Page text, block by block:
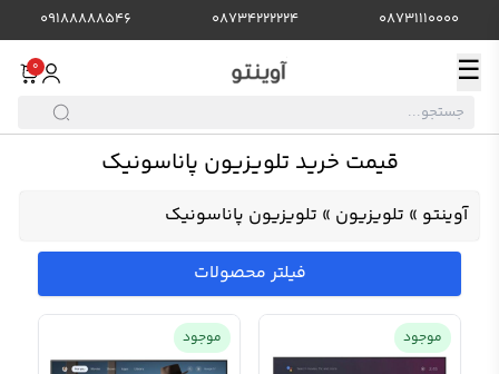
08731110000
08734222224
09188888546
☰
0
قیمت خرید تلویزیون پاناسونیک
آوینتو » تلویزیون » تلویزیون پاناسونیک
فیلتر محصولات
موجود موجود